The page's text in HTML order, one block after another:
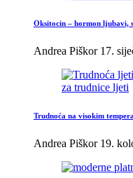
Oksitocin – hormon ljubavi,
Andrea Piškor 17.
Trudnoća na visokim
Andrea Piškor 19.